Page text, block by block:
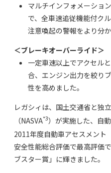
マルチインフォメーショ
で、全車速追従機能付ク
注意喚起の警報をより分
＜ブレーキオーバーライド＞
一定車速以上でアクセル
合、エンジン出力を絞り
性を高めました。
レガシィは、国土交通省と独
（NASVA*3）が実施した、自
2011年度自動車アセスメント
安全性能総合評価で最高評価
ブスター賞」に輝きました。